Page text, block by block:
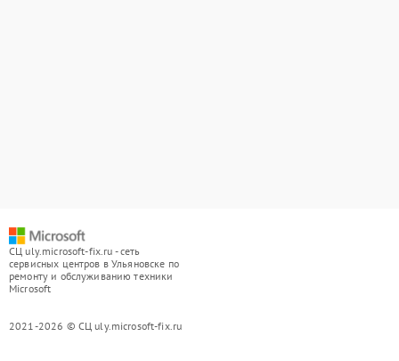
СЦ uly.microsoft-fix.ru - сеть
сервисных центров в Ульяновске по
ремонту и обслуживанию техники
Microsoft
2021-2026 © СЦ uly.microsoft-fix.ru